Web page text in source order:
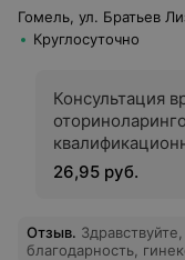
Гомель, ул. Братьев
Круглосуточно
Консультация
26,95 руб.
Отзыв.
благодарность, гинекологу Оксане